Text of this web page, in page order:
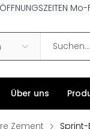
ÖFFNUNGSZEITEN
Search
Über uns
Zement